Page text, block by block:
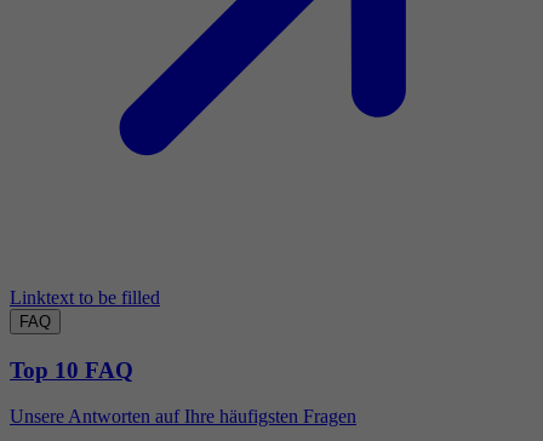
Linktext to be filled
FAQ
Top 10 FAQ
Unsere Antworten auf Ihre häufigsten Fragen